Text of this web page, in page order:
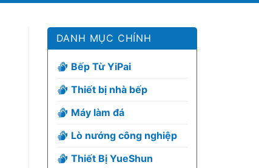
DANH MỤC CHÍNH
Bếp Từ YiPai
Thiết bị nhà bếp
Máy làm đá
Lò nướng công nghiệp
Thiết Bị YueShun